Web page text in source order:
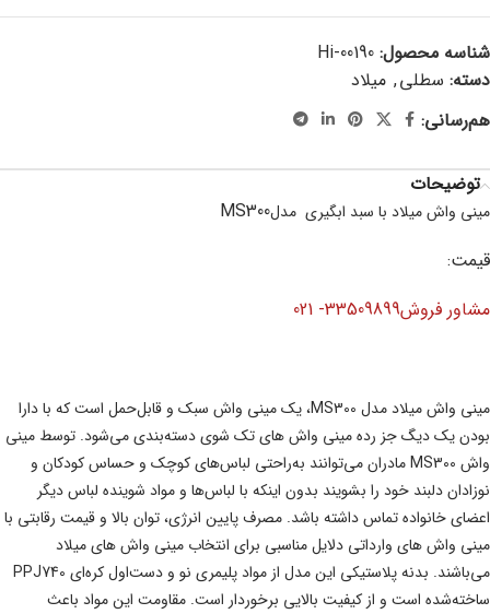
شناسه محصول: Hi-00190
دسته: سطلی, میلاد
هم‌رسانی:
توضیحات
مینی واش میلاد با سبد ابگیری مدلMS300
قیمت:
مشاور فروش33509899-
021
مینی واش میلاد مدل MS300، یک مینی واش سبک و قابل‌حمل است که با دارا
بودن یک دیگ جز رده مینی واش های تک شوی دسته‌بندی می‌شود. توسط مینی
واش MS300 مادران می‌توانند به‌راحتی لباس‌های کوچک و حساس کودکان و
نوزادان دلبند خود را بشویند بدون اینکه با لباس‌ها و مواد شوینده لباس دیگر
اعضای خانواده تماس داشته باشد. مصرف پایین انرژی، توان بالا و قیمت رقابتی با
مینی واش های وارداتی دلایل مناسبی برای انتخاب مینی واش های میلاد
می‌باشند. بدنه پلاستیکی این مدل از مواد پلیمری نو و دست‌اول کره‌ای PPJ740
ساخته‌شده است و از کیفیت بالایی برخوردار است. مقاومت این مواد باعث